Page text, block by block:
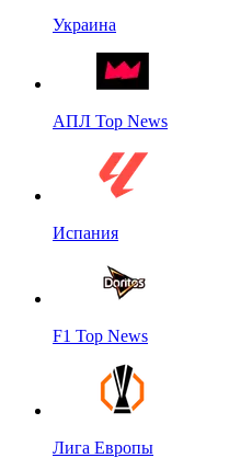
Украина
АПЛ Top News
Испания
F1 Top News
Лига Европы